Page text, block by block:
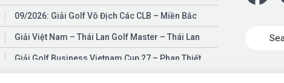
09/2026: Giải Golf Vô Địch Các CLB – Miền Bắc
Giải Việt Nam – Thái Lan Golf Master – Thái Lan
Giải Golf Business Vietnam Cup 27 – Phan Thiết